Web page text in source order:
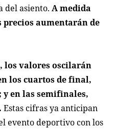
del asiento.A medida
precios aumentarán de
los valores oscilarán
los cuartos de final,
y en las semifinales,
Estas cifras ya anticipan
evento deportivo con los